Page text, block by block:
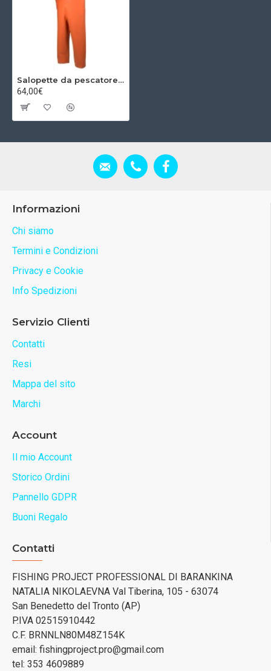
Salopette da pescatore arancione
64,00€
Informazioni
Chi siamo
Termini e Condizioni
Privacy e Cookie
Info Spedizioni
Servizio Clienti
Contatti
Resi
Mappa del sito
Marchi
Account
Il mio Account
Storico Ordini
Pannello GDPR
Buoni Regalo
Contatti
FISHING PROJECT PROFESSIONAL DI BARANKINA
NATALIA NIKOLAEVNA Val Tiberina, 105 - 63074
San Benedetto del Tronto (AP)
P.IVA 02515910442
C.F. BRNNLN80M48Z154K
email: fishingproject.pro@gmail.com
tel: 353 4609889